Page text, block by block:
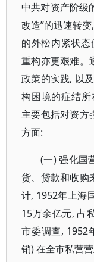
中共对资产阶级
改造”的迅速转
的外松内紧状
重构亦更艰难。
政策的实践, 以
构困境的症结
主要包括对资方
方面:
(一) 强化国
货、贷款和收购
计, 1952年上海
15万余亿元, 占
市委调查, 1952
销) 在全市私营